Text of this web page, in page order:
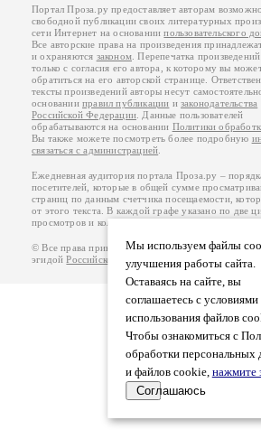
Мы используем файлы
улучшения работы сайта.
Оставаясь на сайте, вы
соглашаетесь с условиями
использования файлов
Чтобы ознакомиться с
обработки персональных
и файлов cookie, нажмите
Соглашаюсь
Портал Проза.ру предоставляет авторам
свободной публикации своих литературных
сети Интернет на основаниипользовательского
Все авторские права на произведения
и охраняются законом. Перепечатка
только с согласия его автора, к которому вы
обратиться на его авторской странице.
тексты произведений авторы несут
основанииправил публикации изаконодательства
Российской Федерации. Данные пользователей
обрабатываются на основании Политики
Вы также можете посмотреть более подробную
связаться с администрацией.
Ежедневная аудитория портала Проза.ру –
посетителей, которые в общей сумме
страниц по данным счетчика посещаемости,
от этого текста. В каждой графе указано по две
просмотров и количество посетителей.
© Все права принадлежат авторам, 2000-2026.
эгидойРоссийского союза писателей.18+